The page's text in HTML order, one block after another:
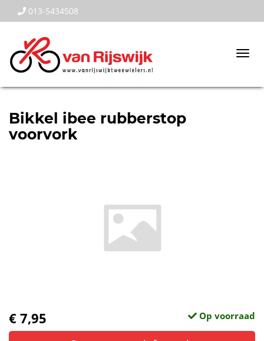
013-5434508
Bikkel ibee rubberstop
voorvork
€ 7,95 Op voorraad